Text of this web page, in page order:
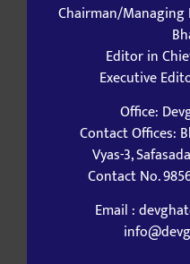
Chairman/Managing
Editor in
Executive
Office:
Contact Offices:
Vyas-3,
Contact No.
Email :